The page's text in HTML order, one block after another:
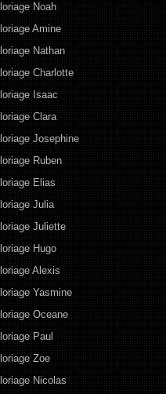
Noah
Amine
Nathan
Charlotte
Isaac
Clara
Josephine
Ruben
Elias
Julia
Juliette
Hugo
Alexis
Yasmine
Oceane
Paul
Zoe
Nicolas